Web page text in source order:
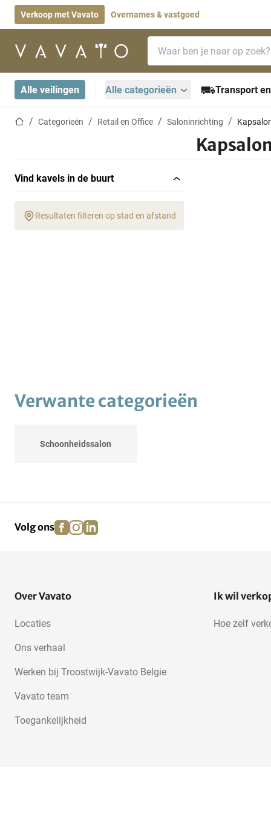
Verkoop met Vavato Overnames & vastgoed
Startpagina
Alle veilingen Alle categorieën Transport
StartpaginaCategorieën Retail en Office Saloninrichting
Kapsalon
Vind kavels in de buurt
Resultaten filteren op stad en afstand
Verwante categorieën
Schoonheidssalon
Volg ons facebook
instagram
linkedin
Over Vavato
Locaties
Ons verhaal
Werken bij Troostwijk-Vavato Belgie
Vavato team
Toegankelijkheid
Ik wil
Hoe zelf